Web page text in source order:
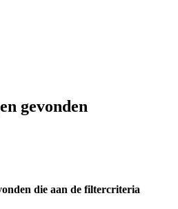
gevonden
die aan de filtercriteria